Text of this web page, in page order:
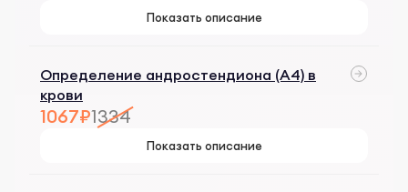
Показать описание
Определение андростендиона (А4) в
крови
1067₽1334
Показать описание